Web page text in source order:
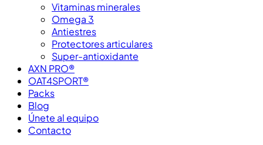
Vitaminas minerales
Omega 3
Antiestres
Protectores articulares
Super-antioxidante
AXN PRO®
OAT4SPORT®
Packs
Blog
Únete al equipo
Contacto